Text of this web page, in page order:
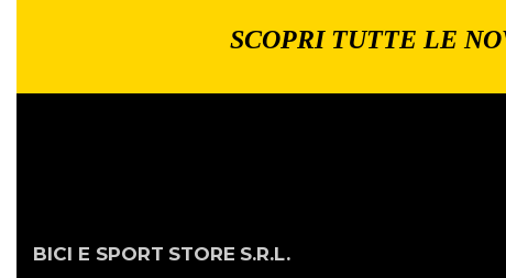
SCOPRI TUTTE LE
BICI E SPORT STORE S.R.L.